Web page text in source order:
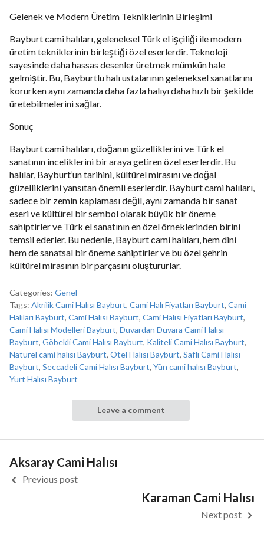
Gelenek ve Modern Üretim Tekniklerinin Birleşimi
Bayburt cami halıları, geleneksel Türk el işçiliği ile modern
üretim tekniklerinin birleştiği özel eserlerdir. Teknoloji
sayesinde daha hassas desenler üretmek mümkün hale
gelmiştir. Bu, Bayburtlu halı ustalarının geleneksel sanatlarını
korurken aynı zamanda daha fazla halıyı daha hızlı bir şekilde
üretebilmelerini sağlar.
Sonuç
Bayburt cami halıları, doğanın güzelliklerini ve Türk el
sanatının inceliklerini bir araya getiren özel eserlerdir. Bu
halılar, Bayburt’un tarihini, kültürel mirasını ve doğal
güzelliklerini yansıtan önemli eserlerdir. Bayburt cami halıları,
sadece bir zemin kaplaması değil, aynı zamanda bir sanat
eseri ve kültürel bir sembol olarak büyük bir öneme
sahiptirler ve Türk el sanatının en özel örneklerinden birini
temsil ederler. Bu nedenle, Bayburt cami halıları, hem dini
hem de sanatsal bir öneme sahiptirler ve bu özel şehrin
kültürel mirasının bir parçasını oluştururlar.
Categories: Genel
Tags: Akrilik Cami Halısı Bayburt, Cami Halı Fiyatları Bayburt, Cami
Halıları Bayburt, Cami Halısı Bayburt, Cami Halısı Fiyatları Bayburt,
Cami Halısı Modelleri Bayburt, Duvardan Duvara Cami Halısı
Bayburt, Göbekli Cami Halısı Bayburt, Kaliteli Cami Halısı Bayburt,
Naturel cami halısı Bayburt, Otel Halısı Bayburt, Saflı Cami Halısı
Bayburt, Seccadeli Cami Halısı Bayburt, Yün cami halısı Bayburt,
Yurt Halısı Bayburt
Leave a comment
Aksaray Cami Halısı
Previous post
Karaman Cami Halısı
Next post